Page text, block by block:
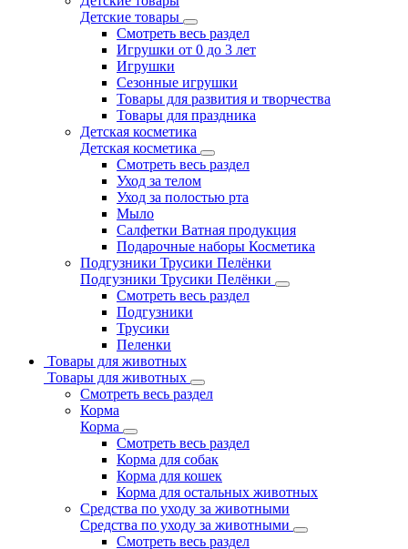
Детские товары
Смотреть весь раздел
Игрушки от 0 до 3 лет
Игрушки
Сезонные игрушки
Товары для развития и творчества
Товары для праздника
Детская косметика
Детская косметика
Смотреть весь раздел
Уход за телом
Уход за полостью рта
Мыло
Салфетки Ватная продукция
Подарочные наборы Косметика
Подгузники Трусики Пелёнки
Подгузники Трусики Пелёнки
Смотреть весь раздел
Подгузники
Трусики
Пеленки
Товары для животных
Товары для животных
Смотреть весь раздел
Корма
Корма
Смотреть весь раздел
Корма для собак
Корма для кошек
Корма для остальных животных
Средства по уходу за животными
Средства по уходу за животными
Смотреть весь раздел